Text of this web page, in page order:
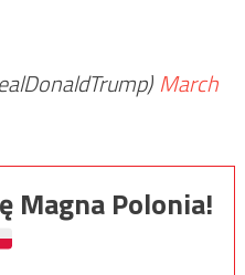
March
Magna Polonia!